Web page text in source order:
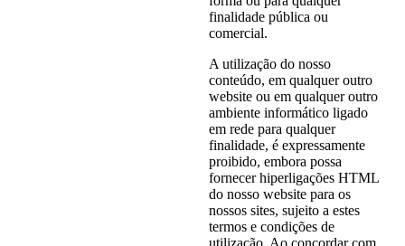
finalidade pública ou
comercial.
A utilização do nosso
conteúdo, em qualquer outro
website ou em qualquer outro
ambiente informático ligado
em rede para qualquer
finalidade, é expressamente
proibido, embora possa
fornecer hiperligações HTML
do nosso website para os
nossos sites, sujeito a estes
termos e condições de